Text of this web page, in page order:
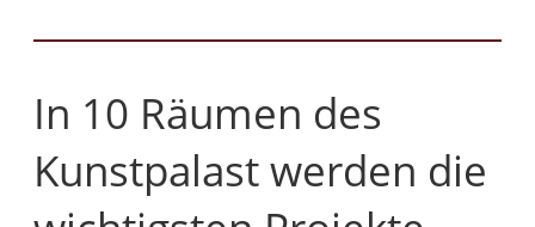
In 10 Räumen des
Kunstpalast werden die